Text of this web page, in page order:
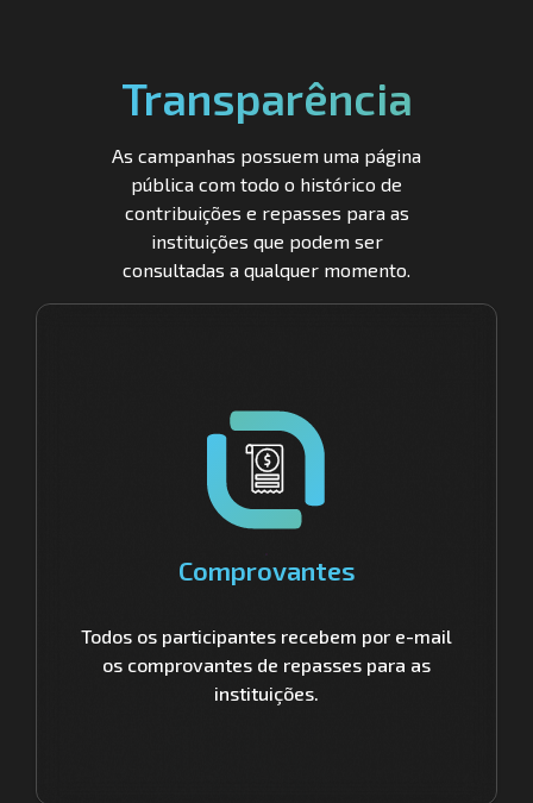
Transparência
As campanhas possuem uma página
pública com todo o histórico de
contribuições e repasses para as
instituições que podem ser
consultadas a qualquer momento.
Comprovantes
Todos os participantes recebem por e-mail
os comprovantes de repasses para as
instituições.